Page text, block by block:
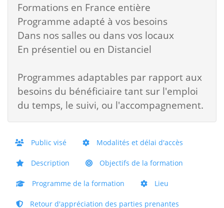
Formations en France entière
Programme adapté à vos besoins
Dans nos salles ou dans vos locaux
En présentiel ou en Distanciel
Programmes adaptables par rapport aux
besoins du bénéficiaire tant sur l'emploi
du temps, le suivi, ou l'accompagnement.
Public visé Modalités et délai d'accès
Description Objectifs de la formation
Programme de la formation Lieu
Retour d'appréciation des parties prenantes